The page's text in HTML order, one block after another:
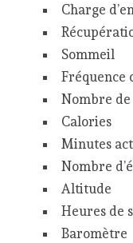
Charge
Sommeil
Fréquence
Nombre de
Calories
Minutes
Nombre
Altitude
Heures de
Baromètre